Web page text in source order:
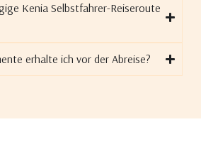
Kenia Selbstfahrer-Reiseroute
erhalte ich vor der Abreise?